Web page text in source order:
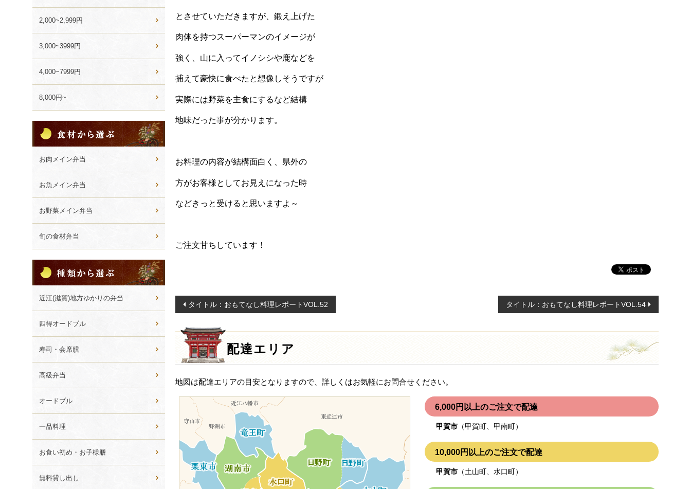
とさせていただきますが、鍛え上げた
肉体を持つスーパーマンのイメージが
強く、山に入ってイノシシや鹿などを
捕えて豪快に食べたと想像しそうですが
実際には野菜を主食にするなど結構
地味だった事が分かります。
お料理の内容が結構面白く、県外の
方がお客様としてお見えになった時
などきっと受けると思いますよ～
ご注文甘ちしています！
投
稿
ナ
ビ
ゲ
シ
ン
タイトル：おもてなし料理レポートVOL.52 タイトル：おもてなし料理レポートVOL.54
配達エリア
地図は配達エリアの目安となりますので、詳しくはお気軽にお問合せください。
6,000円以上のご注文で配達
甲賀市 （甲賀町、甲南町）
10,000円以上のご注文で配達
甲賀市 （土山町、水口町）
2,000~2,999円
3,000~3999円
4,000~7999円
8,000円~
材
か
ら
選
ぶ
お肉メイン弁当
お魚メイン弁当
お野菜メイン弁当
旬の食材弁当
類
か
ら
選
ぶ
近江(滋賀)地方ゆかりの弁当
四得オードブル
寿司・会席膳
高級弁当
オードブル
一品料理
お食い初め・お子様膳
無料貸し出し